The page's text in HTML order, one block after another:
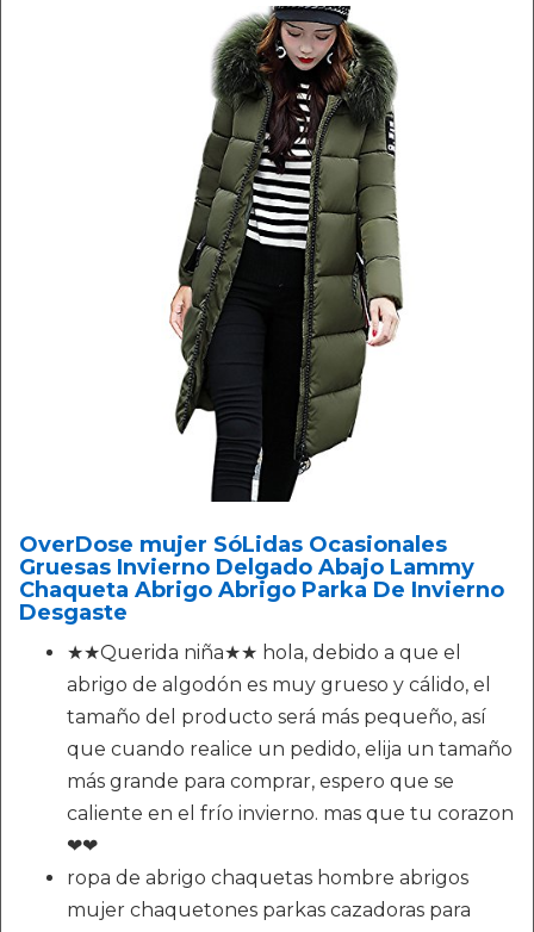
OverDose mujer SóLidas Ocasionales
Gruesas Invierno Delgado Abajo Lammy
Chaqueta Abrigo Abrigo Parka De Invierno
Desgaste
★★Querida niña★★ hola, debido a que el
abrigo de algodón es muy grueso y cálido, el
tamaño del producto será más pequeño, así
que cuando realice un pedido, elija un tamaño
más grande para comprar, espero que se
caliente en el frío invierno. mas que tu corazon
❤❤
ropa de abrigo chaquetas hombre abrigos
mujer chaquetones parkas cazadoras para